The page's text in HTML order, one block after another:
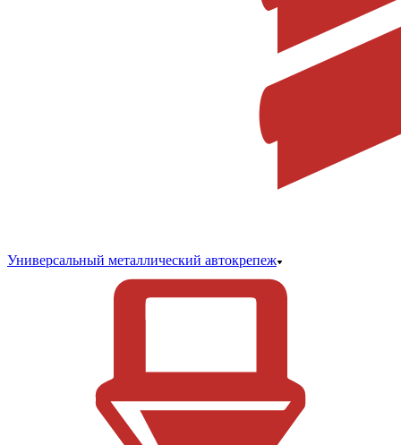
Универсальный металлический автокрепеж